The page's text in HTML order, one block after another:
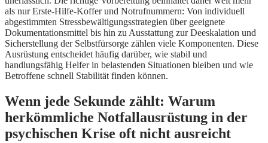
als nur Erste-Hilfe-Koffer und Notrufnummern: Von individuell
abgestimmten Stressbewältigungsstrategien über geeignete
Dokumentationsmittel bis hin zu Ausstattung zur Deeskalation und
Sicherstellung der Selbstfürsorge zählen viele Komponenten. Diese
Ausrüstung entscheidet häufig darüber, wie stabil und
handlungsfähig Helfer in belastenden Situationen bleiben und wie
Betroffene schnell Stabilität finden können.
Wenn jede Sekunde zählt: Warum
herkömmliche Notfallausrüstung in der
psychischen Krise oft nicht ausreicht